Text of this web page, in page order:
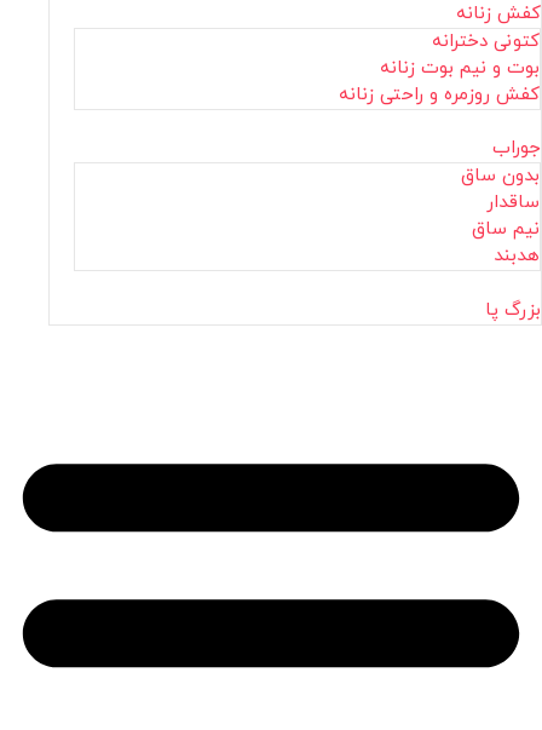
کفش زنانه
کتونی دخترانه
بوت و نیم بوت زنانه
کفش روزمره و راحتی زنانه
جوراب
بدون ساق
ساقدار
نیم ساق
هدبند
بزرگ پا